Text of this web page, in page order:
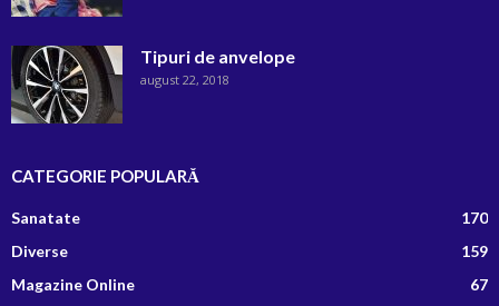
Tipuri de anvelope
august 22, 2018
CATEGORIE POPULARĂ
Sanatate
170
Diverse
159
Magazine Online
67